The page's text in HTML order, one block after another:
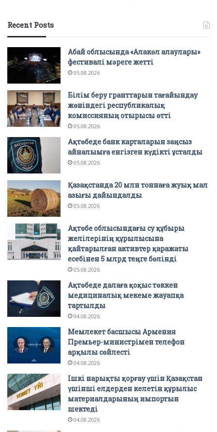
Recent Posts
Абай облысында «Алакөл алаулары»
фестивалі мәреге жетті
05.08.2026
Білім беру гранттарын тағайындау
жөніндегі республикалық
комиссияның отырысы өтті
05.08.2026
Ақтөбеде банк карталарын заңсыз
айналымға енгізген күдікті ұсталды
05.08.2026
Қазақстанда 20 млн тоннаға жуық мал
азығы дайындалды
05.08.2026
Ақтөбе облысындағы су құбыры
желілерінің құрылысына
қайтарылған активтер қаражаты
есебінен 5 млрд теңге бөлінді
05.08.2026
Ақтөбеде далаға қоқыс төккен
медициналық мекеме жауапқа
тартылды
04.08.2026
Мемлекет басшысы Армения
Премьер-министрімен телефон
арқылы сөйлесті
04.08.2026
Ішкі нарықты қорғау үшін Қазақстан
үшінші елдерден келетін құрылыс
материалдарының импортын
шектеді
04.08.2026